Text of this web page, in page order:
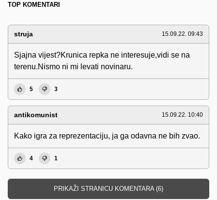
TOP KOMENTARI
struja 15.09.22. 09:43
Sjajna vijest?Krunica repka ne interesuje,vidi se na
terenu.Nismo ni mi levati novinaru.
5 3
antikomunist 15.09.22. 10:40
Kako igra za reprezentaciju, ja ga odavna ne bih zvao.
4 1
PRIKAŽI STRANICU KOMENTARA (6)